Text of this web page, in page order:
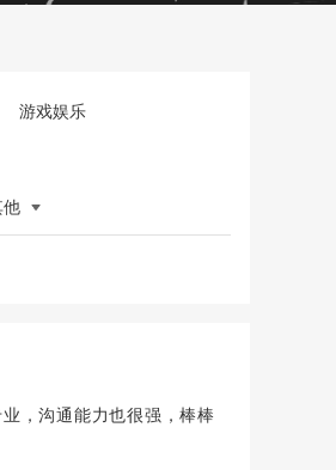
游戏娱乐
他
，沟通能力也很强，棒棒